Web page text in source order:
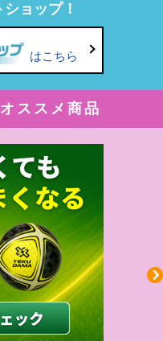
ョップ！
はこちら
ススメ商品